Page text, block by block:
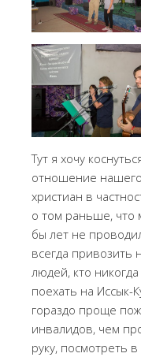
Тут я хочу
отношение
христиан в
о том раньше, что
бы лет не
всегда привозить
людей, кто
поехать на Иссык-
гораздо проще
инвалидов, чем
руку, посмотреть